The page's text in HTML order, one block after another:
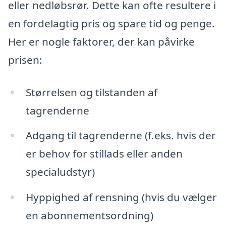
eller nedløbsrør. Dette kan ofte resultere i
en fordelagtig pris og spare tid og penge.
Her er nogle faktorer, der kan påvirke
prisen:
Størrelsen og tilstanden af
tagrenderne
Adgang til tagrenderne (f.eks. hvis der
er behov for stillads eller anden
specialudstyr)
Hyppighed af rensning (hvis du vælger
en abonnementsordning)